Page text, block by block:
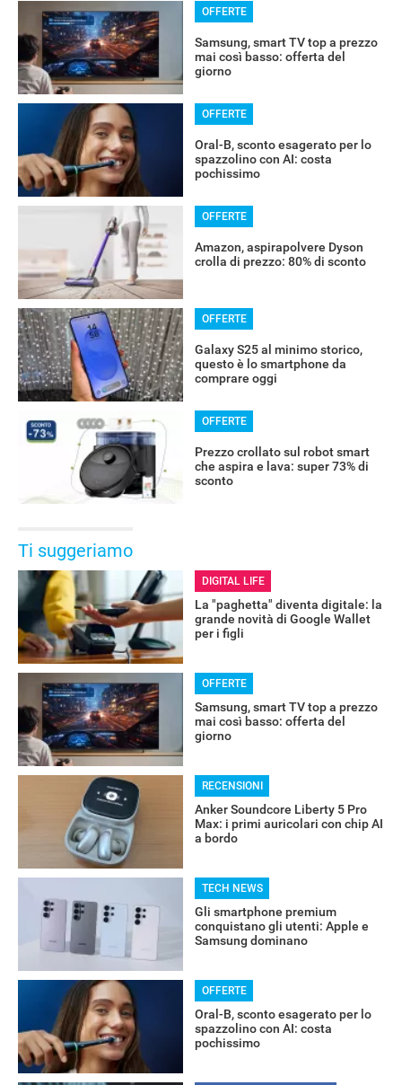
OFFERTE
Samsung, smart TV top a prezzo
mai così basso: offerta del
giorno
OFFERTE
Oral-B, sconto esagerato per lo
spazzolino con AI: costa
pochissimo
OFFERTE
Amazon, aspirapolvere Dyson
crolla di prezzo: 80% di sconto
OFFERTE
Galaxy S25 al minimo storico,
questo è lo smartphone da
comprare oggi
OFFERTE
Prezzo crollato sul robot smart
che aspira e lava: super 73% di
sconto
Ti suggeriamo
DIGITAL LIFE
La "paghetta" diventa digitale: la
grande novità di Google Wallet
per i figli
OFFERTE
Samsung, smart TV top a prezzo
mai così basso: offerta del
giorno
RECENSIONI
Anker Soundcore Liberty 5 Pro
Max: i primi auricolari con chip AI
a bordo
TECH NEWS
Gli smartphone premium
conquistano gli utenti: Apple e
Samsung dominano
OFFERTE
Oral-B, sconto esagerato per lo
spazzolino con AI: costa
pochissimo